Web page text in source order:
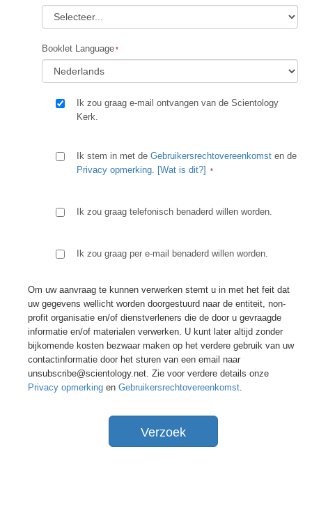
Booklet Language
Ik zou graag e-mail ontvangen van de Scientology
Kerk.
Ik stem in met de Gebruikersrechtovereenkomst en de
Privacy opmerking. [Wat is dit?]
Ik zou graag telefonisch benaderd willen worden.
Ik zou graag per e-mail benaderd willen worden.
Om uw aanvraag te kunnen verwerken stemt u in met het feit dat
uw gegevens wellicht worden doorgestuurd naar de entiteit, non-
profit organisatie en/of dienstverleners die de door u gevraagde
informatie en/of materialen verwerken. U kunt later altijd zonder
bijkomende kosten bezwaar maken op het verdere gebruik van uw
contactinformatie door het sturen van een email naar
unsubscribe@scientology.net. Zie voor verdere details onze
Privacy opmerking en Gebruikersrechtovereenkomst.
Verzoek